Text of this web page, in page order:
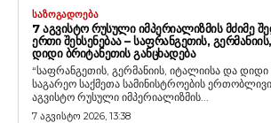
ᲡᲐᲖᲝᲒᲐᲓᲝᲔᲑᲐ
7 ᲐᲒᲕᲘᲡᲢᲝ ᲠᲣᲡᲣᲚᲘ ᲘᲛᲞᲔᲠᲘᲐᲚᲘᲖᲛᲘᲡ ᲛᲫᲘᲛᲔ
ᲔᲠᲗᲘ ᲨᲔᲮᲡᲔᲜᲔᲑᲐᲐ – ᲡᲐᲤᲠᲐᲜᲒᲔᲗᲘᲡ,
ᲓᲘᲓᲘ ᲑᲠᲘᲢᲐᲜᲔᲗᲘᲡ ᲒᲐᲜᲪᲮᲐᲓᲔᲑᲐ
“საფრანგეთის, გერმანიის, იტალიისა და
საგარეო საქმეთა სამინისტროების
აგვისტო რუსული იმპერიალიზმის...
7 აგვისტო 2026, 13:38